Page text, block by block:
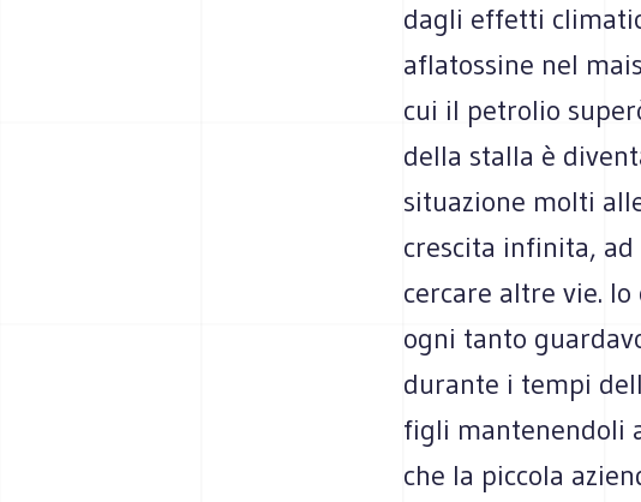
dagli effetti
aflatossine nel
cui il petrolio
della stalla è
situazione molti
crescita infinita,
cercare altre vie.
ogni tanto
durante i tempi
figli mantenendoli
che la piccola